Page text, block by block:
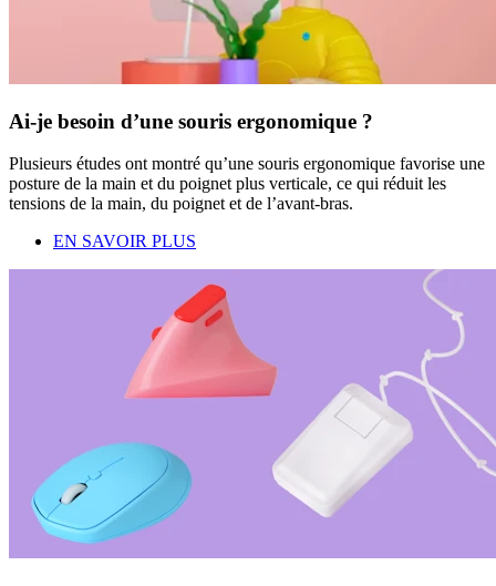
Ai-je besoin d’une souris ergonomique ?
Plusieurs études ont montré qu’une souris ergonomique favorise une
posture de la main et du poignet plus verticale, ce qui réduit les
tensions de la main, du poignet et de l’avant-bras.
EN SAVOIR PLUS